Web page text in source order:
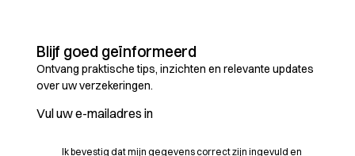
Blijf goed geïnformeerd
Ontvang praktische tips, inzichten en relevante updates
over uw verzekeringen.
Ik bevestig dat mijn gegevens correct zijn ingevuld en